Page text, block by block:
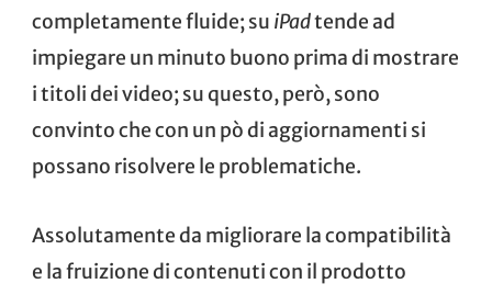
completamente fluide; su iPadtende ad
impiegare un minuto buono prima di mostrare
i titoli dei video; su questo, però, sono
convinto che con un pò di aggiornamenti si
possano risolvere le problematiche.
Assolutamente da migliorare la compatibilità
e la fruizione di contenuti con il prodotto